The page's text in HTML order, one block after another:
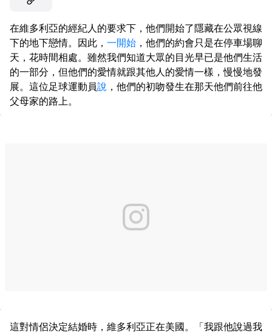
在維多利亞的經紀人的要求下，他們開始了隱藏在公眾視線
下的地下戀情。因此， 一開始 ，他們的約會只是在停車場聊
天，花時間相處。雖然我們知道大眾的目光早已是他們生活
的一部分，但他們的愛情就跟其他人的愛情一樣，慢慢地發
展。這位足球運動員說 ，他們的初吻發生在那天他們前往他
父母家的路上。
這對情侶決定結婚時，維多利亞正在美國。「我跟他說過我